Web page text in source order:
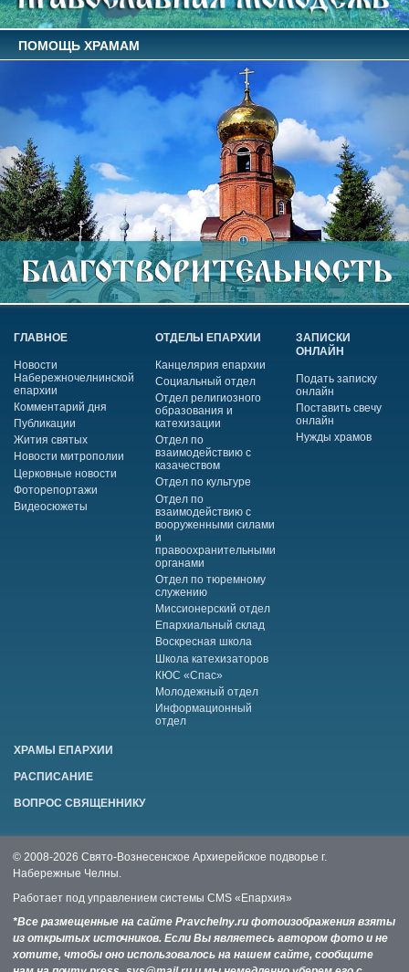
ПОМОЩЬ ХРАМАМ
ГЛАВНОЕ
Новости
Набережночелнинской
епархии
Комментарий дня
Публикации
Жития святых
Новости митрополии
Церковные новости
Фоторепортажи
Видеосюжеты
ОТДЕЛЫ ЕПАРХИИ
Канцелярия епархии
Социальный отдел
Отдел религиозного
образования и
катехизации
Отдел по
взаимодействию с
казачеством
Отдел по культуре
Отдел по
взаимодействию с
вооруженными силами
и
правоохранительными
органами
Отдел по тюремному
служению
Миссионерский отдел
Епархиальный склад
Воскресная школа
Школа катехизаторов
КЮС «Спас»
Молодежный отдел
Информационный
отдел
ЗАПИСКИ
ОНЛАЙН
Подать записку
онлайн
Поставить свечу
онлайн
Нужды храмов
ХРАМЫ ЕПАРХИИ
РАСПИСАНИЕ
ВОПРОС СВЯЩЕННИКУ
© 2008-2026 Свято-Вознесенское Архиерейское подворье г.
Набережные Челны.
Работает под управлением системы CMS «Епархия»
*Все размещенные на сайте Pravchelny.ru фотоизображения взяты
из открытых источников. Если Вы являетесь автором фото и не
хотите, чтобы оно использовалось на нашем сайте, сообщите